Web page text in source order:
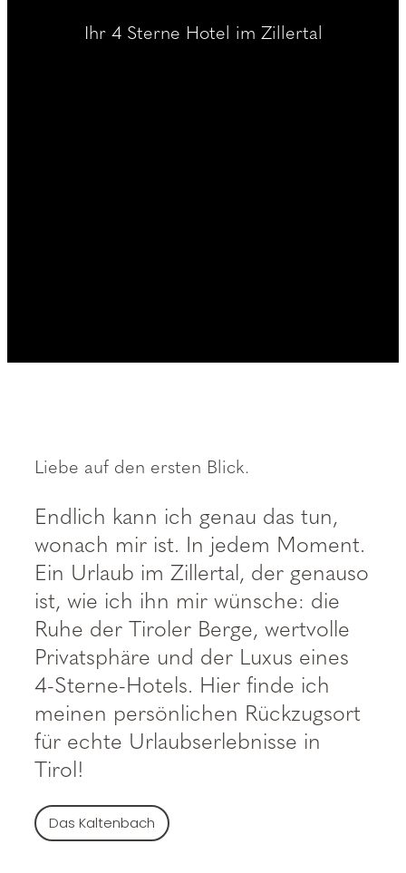
----
----
Ihr 4 Sterne Hotel im Zillertal
Liebe auf den ersten Blick.
Endlich kann ich genau das tun,
wonach mir ist. In jedem Moment.
Ein Urlaub im Zillertal, der genauso
ist, wie ich ihn mir wünsche: die
Ruhe der Tiroler Berge, wertvolle
Privatsphäre und der Luxus eines
4-Sterne-Hotels. Hier finde ich
meinen persönlichen Rückzugsort
für echte Urlaubserlebnisse in
Tirol!
Das Kaltenbach